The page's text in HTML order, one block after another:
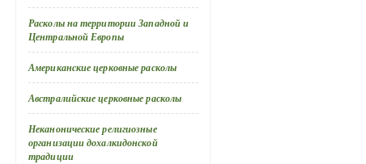
Расколы на территории Западной и
Центральной Европы
Американские церковные расколы
Австралийские церковные расколы
Неканонические религиозные
организации дохалкидонской
традиции